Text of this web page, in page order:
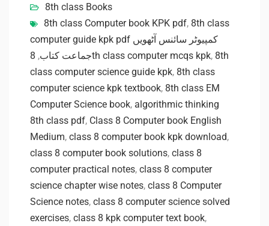
8th class Books
8th class Computer book KPK pdf, 8th class
computer guide kpk pdf کمپیوٹر سائنس آٹھویں
جماعت کتاب, 8th class computer mcqs kpk, 8th
class computer science guide kpk, 8th class
computer science kpk textbook, 8th class EM
Computer Science book, algorithmic thinking
8th class pdf, Class 8 Computer book English
Medium, class 8 computer book kpk download,
class 8 computer book solutions, class 8
computer practical notes, class 8 computer
science chapter wise notes, class 8 Computer
Science notes, class 8 computer science solved
exercises, class 8 kpk computer text book,